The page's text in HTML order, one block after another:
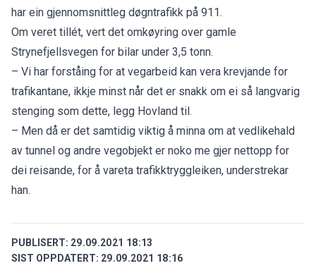
har ein gjennomsnittleg døgntrafikk på 911.
Om veret tillét, vert det omkøyring over gamle
Strynefjellsvegen for bilar under 3,5 tonn.
– Vi har forståing for at vegarbeid kan vera krevjande for
trafikantane, ikkje minst når det er snakk om ei så langvarig
stenging som dette, legg Hovland til.
– Men då er det samtidig viktig å minna om at vedlikehald
av tunnel og andre vegobjekt er noko me gjer nettopp for
dei reisande, for å vareta trafikktryggleiken, understrekar
han.
PUBLISERT: 29.09.2021 18:13
SIST OPPDATERT: 29.09.2021 18:16